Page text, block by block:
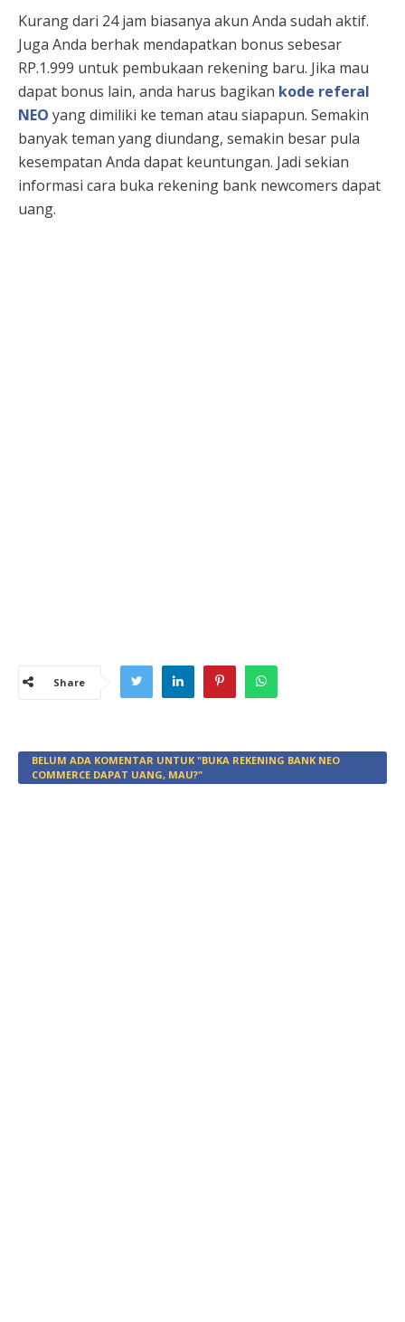
Kurang dari 24 jam biasanya akun Anda sudah aktif.
Juga Anda berhak mendapatkan bonus sebesar
RP.1.999 untuk pembukaan rekening baru. Jika mau
dapat bonus lain, anda harus bagikan kode referal
NEO yang dimiliki ke teman atau siapapun. Semakin
banyak teman yang diundang, semakin besar pula
kesempatan Anda dapat keuntungan. Jadi sekian
informasi cara buka rekening bank newcomers dapat
uang.
Share
BELUM ADA KOMENTAR UNTUK "BUKA REKENING BANK NEO
COMMERCE DAPAT UANG, MAU?"